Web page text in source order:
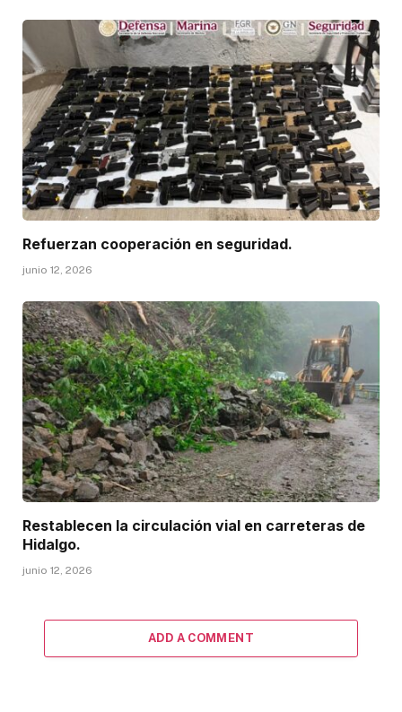
Refuerzan cooperación en seguridad.
junio 12, 2026
Restablecen la circulación vial en carreteras de
Hidalgo.
junio 12, 2026
ADD A COMMENT